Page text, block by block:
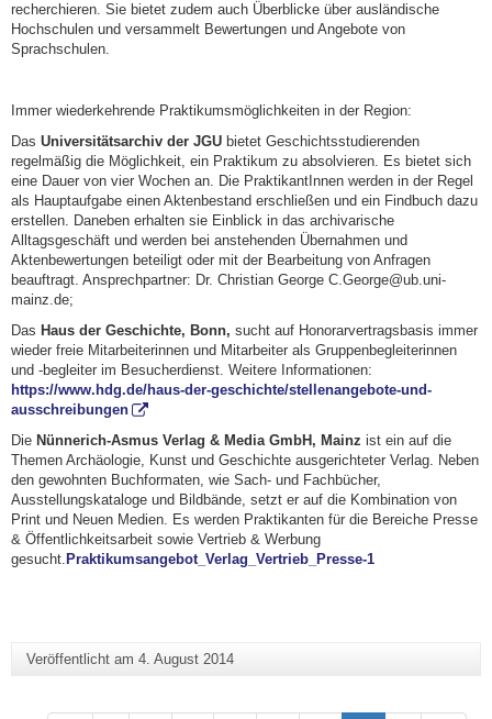
recherchieren. Sie bietet zudem auch Überblicke über ausländische
Hochschulen und versammelt Bewertungen und Angebote von
Sprachschulen.
Immer wiederkehrende Praktikumsmöglichkeiten in der Region:
Das Universitätsarchiv der JGU bietet Geschichtsstudierenden
regelmäßig die Möglichkeit, ein Praktikum zu absolvieren. Es bietet sich
eine Dauer von vier Wochen an. Die PraktikantInnen werden in der Regel
als Hauptaufgabe einen Aktenbestand erschließen und ein Findbuch dazu
erstellen. Daneben erhalten sie Einblick in das archivarische
Alltagsgeschäft und werden bei anstehenden Übernahmen und
Aktenbewertungen beteiligt oder mit der Bearbeitung von Anfragen
beauftragt. Ansprechpartner: Dr. Christian George C.George@ub.uni-
mainz.de;
Das Haus der Geschichte, Bonn, sucht auf Honorarvertragsbasis immer
wieder freie Mitarbeiterinnen und Mitarbeiter als Gruppenbegleiterinnen
und -begleiter im Besucherdienst. Weitere Informationen:
https://www.hdg.de/haus-der-geschichte/stellenangebote-und-
ausschreibungen
Die Nünnerich-Asmus Verlag & Media GmbH, Mainz ist ein auf die
Themen Archäologie, Kunst und Geschichte ausgerichteter Verlag. Neben
den gewohnten Buchformaten, wie Sach- und Fachbücher,
Ausstellungskataloge und Bildbände, setzt er auf die Kombination von
Print und Neuen Medien. Es werden Praktikanten für die Bereiche Presse
& Öffentlichkeitsarbeit sowie Vertrieb & Werbung
gesucht. Praktikumsangebot_Verlag_Vertrieb_Presse-1
Veröffentlicht am 4. August 2014